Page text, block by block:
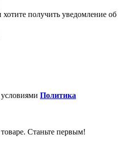
получить уведомление об
Политика
Станьте первым!